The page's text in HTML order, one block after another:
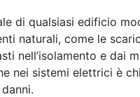
di qualsiasi edificio
naturali, come le
nell’isolamento e dai
nei sistemi elettrici è